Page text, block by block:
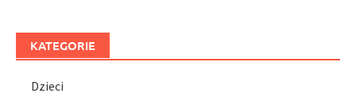
KATEGORIE
Dzieci